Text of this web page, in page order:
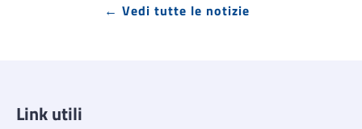
← Vedi tutte le notizie
Link utili